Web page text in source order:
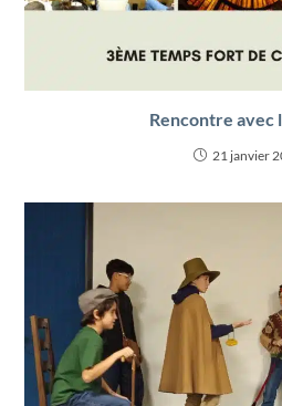
Rencontre avec
21 janvier